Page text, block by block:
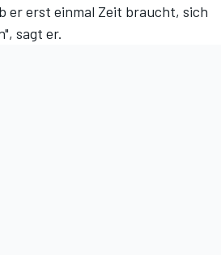
er erst einmal Zeit braucht, sich
sagt er.